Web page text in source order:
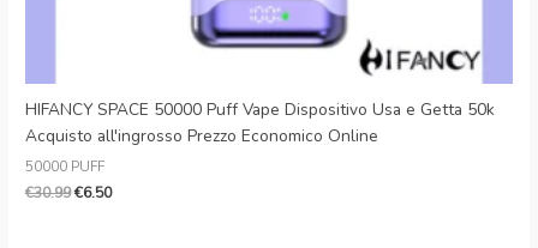
HIFANCY SPACE 50000 Puff Vape Dispositivo Usa e Getta 50k
Acquisto all'ingrosso Prezzo Economico Online
50000 PUFF
€30.99€6.50